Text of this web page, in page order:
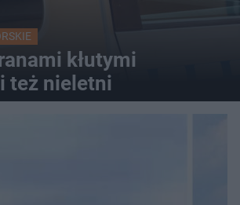
kłutymi
też nieletni